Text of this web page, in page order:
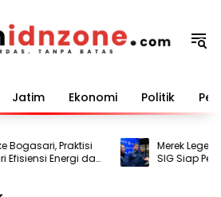
Jatim Ekonomi Politik
Praktisi
Energi dan
Merek
SIG Siap